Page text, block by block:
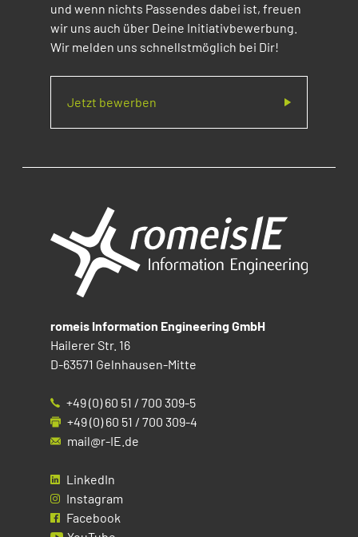
und wenn nichts Passendes dabei ist, freuen
wir uns auch über Deine Initiativbewerbung.
Wir melden uns schnellstmöglich bei Dir!
Jetzt bewerben
romeis Information Engineering GmbH
Hailerer Str. 16
D-63571 Gelnhausen-Mitte
+49 (0) 60 51 / 700 309-5
+49 (0) 60 51 / 700 309-4
mail@r-IE.de
LinkedIn
Instagram
Facebook